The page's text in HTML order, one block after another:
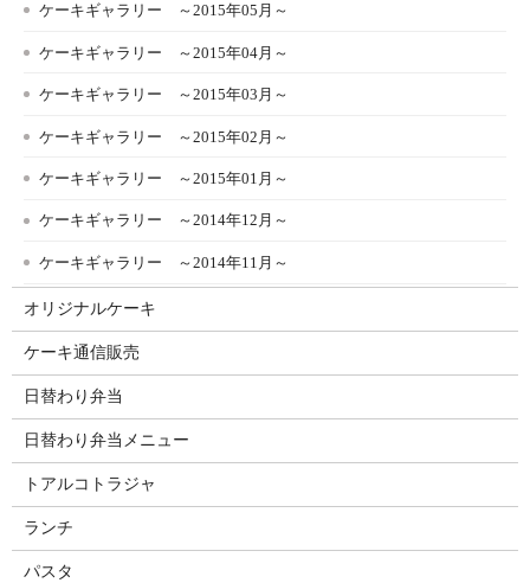
ケーキギャラリー ～2015年05月～
ケーキギャラリー ～2015年04月～
ケーキギャラリー ～2015年03月～
ケーキギャラリー ～2015年02月～
ケーキギャラリー ～2015年01月～
ケーキギャラリー ～2014年12月～
ケーキギャラリー ～2014年11月～
オリジナルケーキ
ケーキ通信販売
日替わり弁当
日替わり弁当メニュー
トアルコトラジャ
ランチ
パスタ